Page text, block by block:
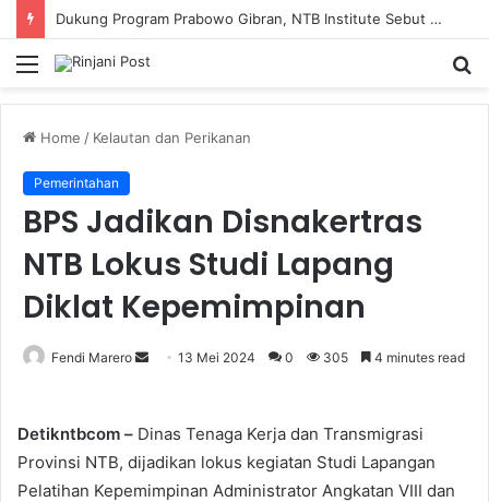
SMAN 9 Mataram Terima 396 Siswa Baru, Kepala Sekolah Dorong Revitalisasi Menyeluruh Fasilitas Pendidikan
Menu
Home / Kelautan dan Perikanan
Pemerintahan
BPS Jadikan Disnakertras
NTB Lokus Studi Lapang
Diklat Kepemimpinan
Fendi Marero
Send13 Mei 2024 0 305 4 minutes read
Detikntbcom – Dinas Tenaga Kerja dan Transmigrasi
Provinsi NTB, dijadikan lokus kegiatan Studi Lapangan
Pelatihan Kepemimpinan Administrator Angkatan VIII dan